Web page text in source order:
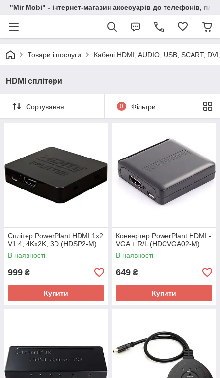
"Mir Mobi" - інтернет-магазин аксесуарів до телефонів,
Товари і послуги Кабелі HDMI, AUDIO, USB, SCART,
HDMI сплітери
Сортування 0 Фільтри
Сплітер PowerPlant HDMI 1x2
V1.4, 4Kx2K, 3D (HDSP2-M)
В наявності
999 ₴
Купити
Конвертер PowerPlant HDMI -
VGA + R/L (HDCVGA02-M)
В наявності
649 ₴
Купити